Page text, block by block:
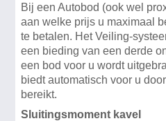
Bij een Autobod (ook wel
aan welke prijs u maximaal
te betalen. Het Veiling-
een bieding van een derde
een bod voor u wordt
biedt automatisch voor u
bereikt.
Sluitingsmoment kavel